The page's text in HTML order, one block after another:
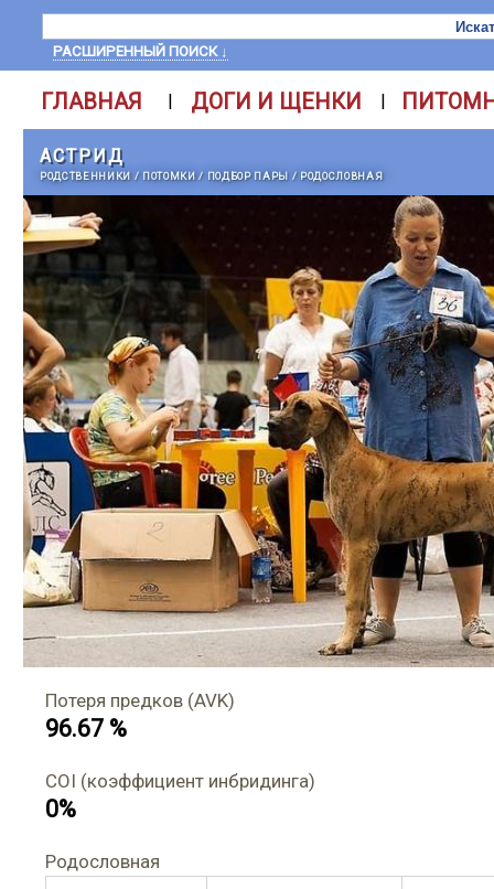
РАСШИРЕННЫЙ ПОИСК ↓
ГЛАВНАЯ | ДОГИ И ЩЕНКИ |
АСТРИД
РОДСТВЕННИКИ / ПОТОМКИ/ ПОДБОР ПАРЫ / РОДОСЛОВНАЯ
Потеря предков (AVK)
96.67 %
COI (коэффициент инбридинга)
0%
Родословная